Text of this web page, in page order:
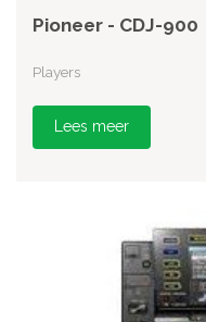
Pioneer - CDJ-900
Players
Lees meer